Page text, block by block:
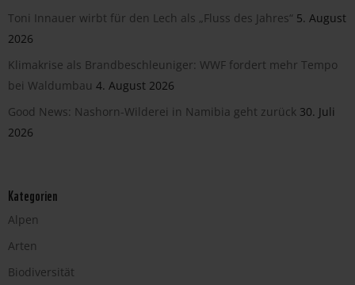
Toni Innauer wirbt für den Lech als „Fluss des Jahres“ 5. August
2026
Klimakrise als Brandbeschleuniger: WWF fordert mehr Tempo
bei Waldumbau 4. August 2026
Good News: Nashorn-Wilderei in Namibia geht zurück 30. Juli
2026
Kategorien
Alpen
Arten
Biodiversität